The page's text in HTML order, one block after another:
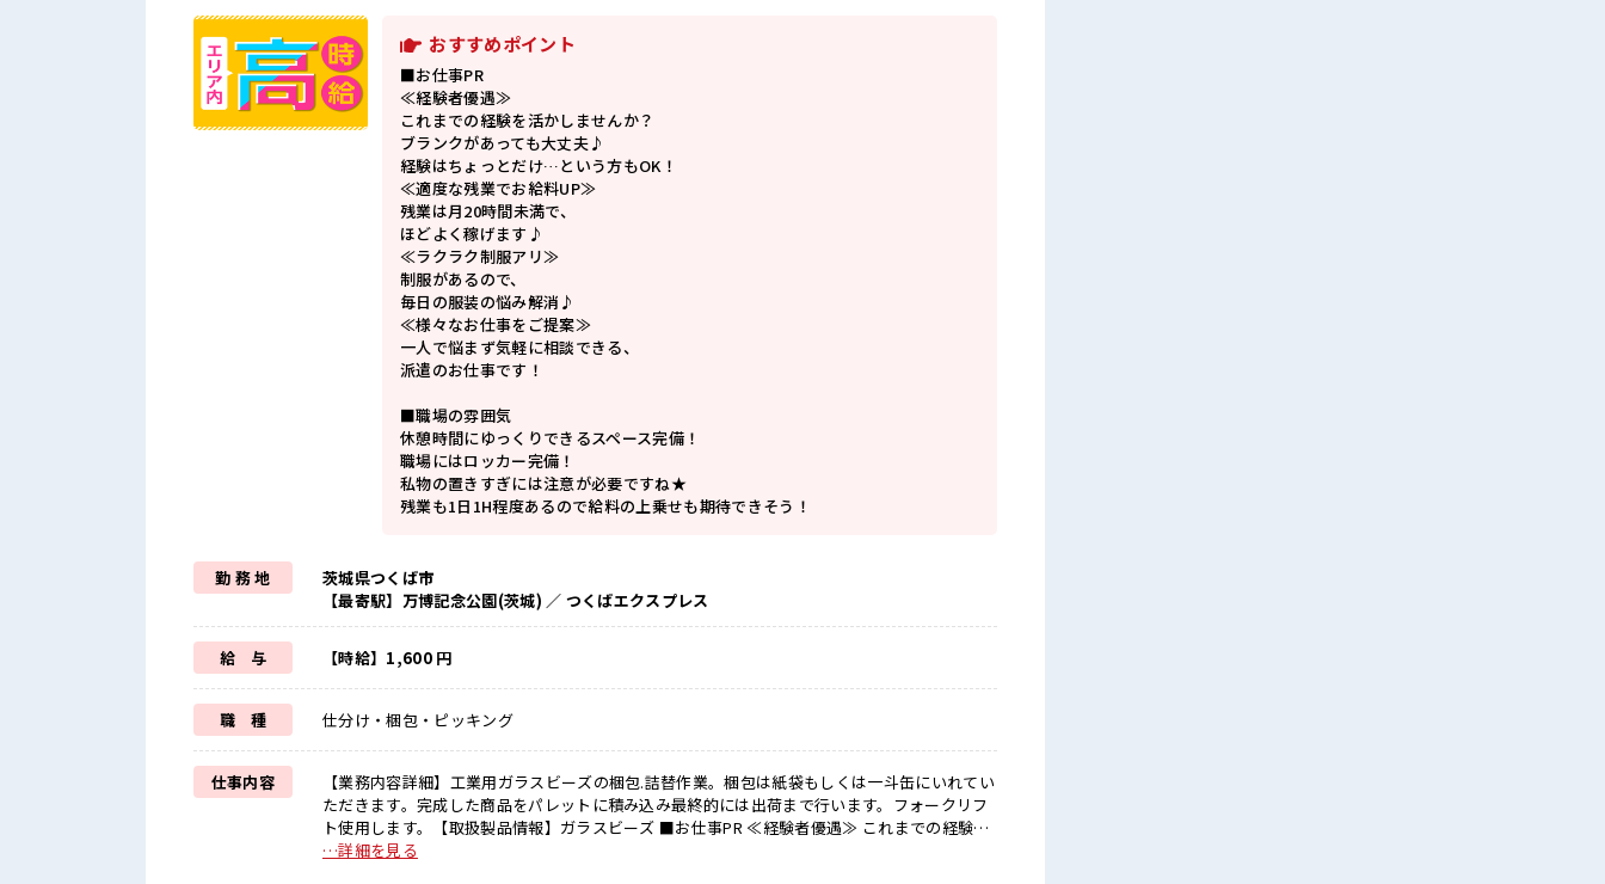
おすすめポイント
■お仕事PR
≪経験者優遇≫
これまでの経験を活かしませんか？
ブランクがあっても大丈夫♪
経験はちょっとだけ…という方もOK！
≪適度な残業でお給料UP≫
残業は月20時間未満で、
ほどよく稼げます♪
≪ラクラク制服アリ≫
制服があるので、
毎日の服装の悩み解消♪
≪様々なお仕事をご提案≫
一人で悩まず気軽に相談できる、
派遣のお仕事です！
■職場の雰囲気
休憩時間にゆっくりできるスペース完備！
職場にはロッカー完備！
私物の置きすぎには注意が必要ですね★
残業も1日1H程度あるので給料の上乗せも期待できそう！
勤 務 地
茨城県つくば市
【最寄駅】万博記念公園(茨城) ／ つくばエクスプレス
給 与 【時給】1,600 円
職 種 仕分け・梱包・ピッキング
仕事内容
【業務内容詳細】工業用ガラスビーズの梱包.詰替作業。梱包は紙袋もしくは一斗缶にいれてい
ただきます。完成した商品をパレットに積み込み最終的には出荷まで行います。フォークリフ
ト使用します。【取扱製品情報】ガラスビーズ ■お仕事PR ≪経験者優遇≫ これまでの経験を
活かしませんか？ ブランクがあっても大丈夫♪ 経験はちょっとだけ…という方もOK！ ≪適度
…詳細を見る